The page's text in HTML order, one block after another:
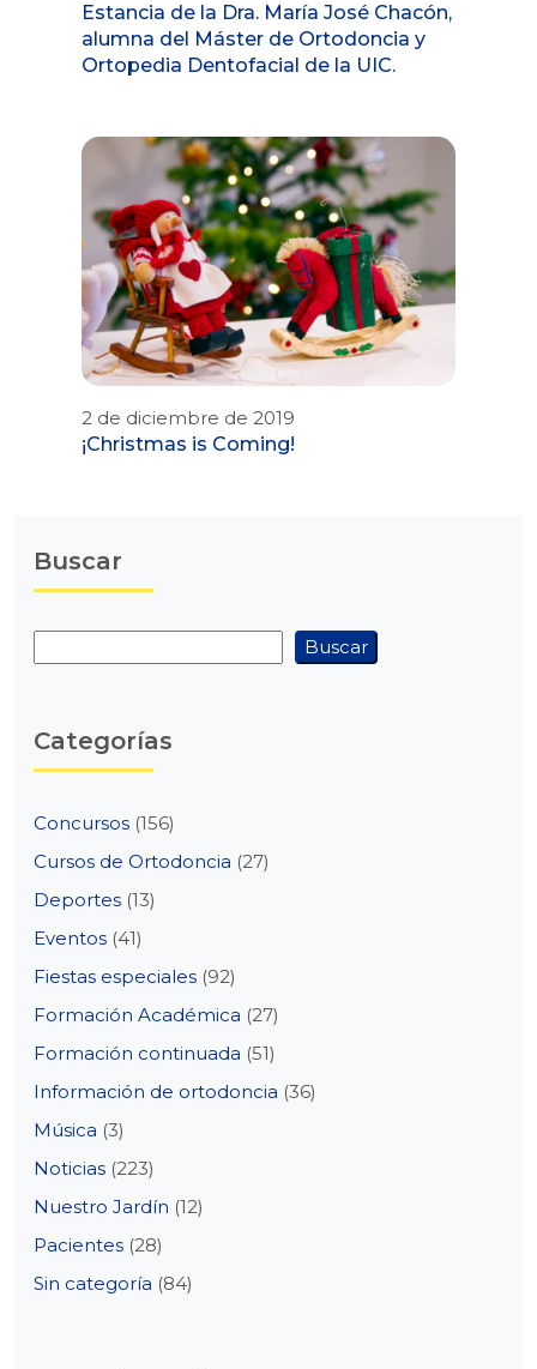
Estancia de la Dra. María José Chacón,
alumna del Máster de Ortodoncia y
Ortopedia Dentofacial de la UIC.
2 de diciembre de 2019
¡Christmas is Coming!
Buscar
Buscar
Categorías
Concursos (156)
Cursos de Ortodoncia (27)
Deportes (13)
Eventos (41)
Fiestas especiales (92)
Formación Académica (27)
Formación continuada (51)
Información de ortodoncia (36)
Música (3)
Noticias (223)
Nuestro Jardín (12)
Pacientes (28)
Sin categoría (84)